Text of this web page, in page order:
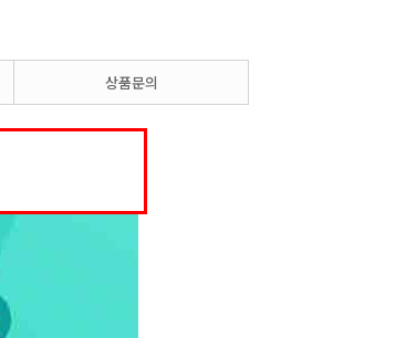
상품문의